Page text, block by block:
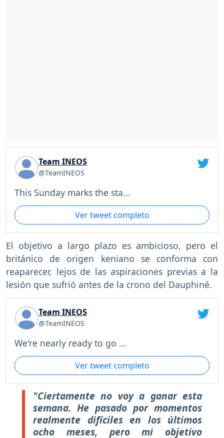
Team INEOS
@TeamINEOS
This Sunday marks the sta...
Ver tweet completo
El objetivo a largo plazo es ambicioso, pero el
británico de origen keniano se conforma con
reaparecer, lejos de las aspiraciones previas a la
lesión que sufrió antes de la crono del Dauphiné.
Team INEOS
@TeamINEOS
We're nearly ready to go ...
Ver tweet completo
"Ciertamente no voy a ganar esta
semana. He pasado por momentos
realmente difíciles en los últimos
ocho meses, pero mi objetivo